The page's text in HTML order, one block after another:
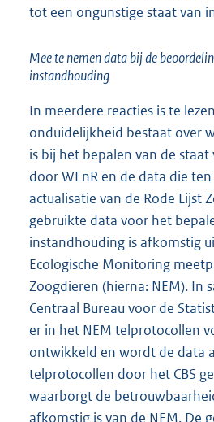
tot een ongunstige staat van
Mee te nemen data bij de
instandhouding
In meerdere reacties is te
onduidelijkheid bestaat over
is bij het bepalen van de
door WEnR en de data die
actualisatie van de Rode Lijst
gebruikte data voor het
instandhouding is afkomstig
Ecologische Monitoring
Zoogdieren (hierna: NEM). In
Centraal Bureau voor de
er in het NEM telprotocollen
ontwikkeld en wordt de data
telprotocollen door het CBS
waarborgt de
afkomstig is van de NEM. De